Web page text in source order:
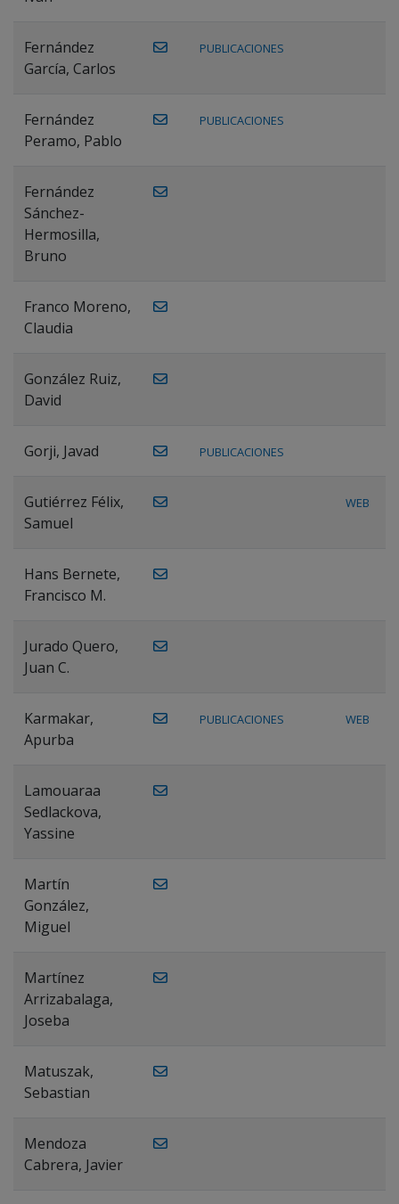
Fernández
García, Carlos
PUBLICACIONES
Fernández
Peramo, Pablo
PUBLICACIONES
Fernández
Sánchez-
Hermosilla,
Bruno
Franco Moreno,
Claudia
González Ruiz,
David
Gorji, Javad PUBLICACIONES
Gutiérrez Félix,
Samuel
WEB
Hans Bernete,
Francisco M.
Jurado Quero,
Juan C.
Karmakar,
Apurba
PUBLICACIONES WEB
Lamouaraa
Sedlackova,
Yassine
Martín
González,
Miguel
Martínez
Arrizabalaga,
Joseba
Matuszak,
Sebastian
Mendoza
Cabrera, Javier